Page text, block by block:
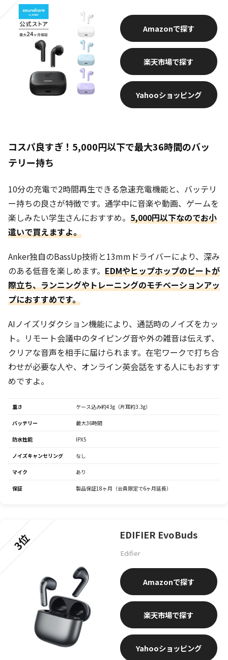
楽天市場
Amazon
Yahooショッピング
コスパ良すぎ！5,000円以下で最大36時間のバッ
テリー持ち
10分の充電で2時間再生できる急速充電機能と、バッテリ
ー持ちの良さが特徴です。通学中に音楽や動画、ゲームを
楽しみたい学生さんにおすすめ。 5,000円以下なのでお小
遣いで買えますよ。
Anker独自のBassUp技術と13mmドライバーにより、深み
のある低音を楽しめます。 EDMやヒップホップのビートが
際立ち、ランニングやトレーニングのモチベーションアッ
プにおすすめです。
AIノイズリダクション機能により、通話時のノイズをカッ
ト。リモート会議中のタイピング音や外の雑音は伝えず、
クリアな音声を相手に届けられます。在宅ワークで打ち合
わせが必要な人や、オンライン英会話をする人にもおすす
めですよ。
重さ ケース込み約43g（片耳約3.3g）
バッテリー 最大36時間
防水性能 IPX5
ノイズキャンセリング なし
マイク あり
保証 製品保証18ヶ月（会員限定で6ヶ月延長）
3位 EDIFIER EvoBuds
Edifier
楽天市場
Amazon
Yahooショッピング